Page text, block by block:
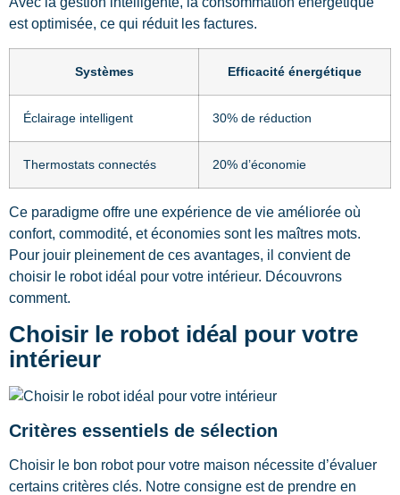
est optimisée, ce qui réduit les factures.
Systèmes Efficacité énergétique
Éclairage intelligent 30% de réduction
Thermostats connectés 20% d’économie
Ce paradigme offre une expérience de vie améliorée où
confort, commodité, et économies sont les maîtres mots.
Pour jouir pleinement de ces avantages, il convient de
choisir le robot idéal pour votre intérieur. Découvrons
comment.
Choisir le robot idéal pour votre
intérieur
Critères essentiels de sélection
Choisir le bon robot pour votre maison nécessite d’évaluer
certains critères clés. Notre consigne est de prendre en